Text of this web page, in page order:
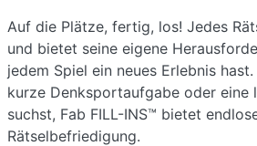
Auf die Plätze, fertig, los! Jedes
und bietet seine eigene
jedem Spiel ein neues Erlebnis
kurze Denksportaufgabe oder eine
suchst, Fab FILL-INS™ bietet
Rätselbefriedigung.